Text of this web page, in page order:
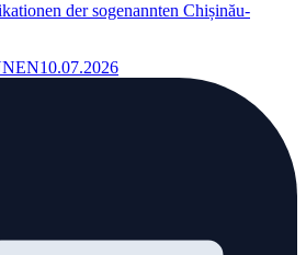
der sogenannten Chișinău-
10.07.2026